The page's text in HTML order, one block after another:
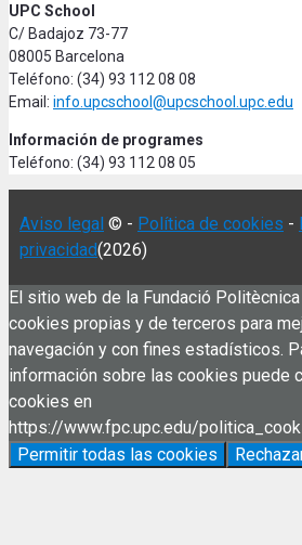
UPC School
C/ Badajoz 73-77
08005 Barcelona
Teléfono: (34) 93 112 08 08
Email: info.upcschool@upcschool.upc.edu
Información de programes
Teléfono: (34) 93 112 08 05
Aviso legal © - Política de cookies -
privacidad(2026)
El sitio web de la Fundació
cookies propias y de terceros para
navegación y con fines estadísticos.
información sobre las cookies puede
cookies en
https://www.fpc.upc.edu/
Permitir todas las cookies